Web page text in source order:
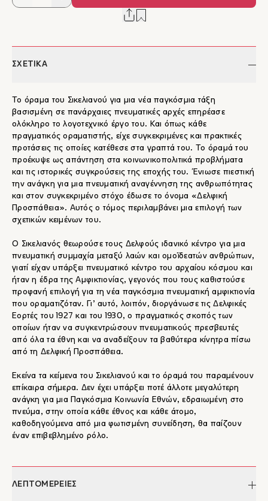
ΣΧΕΤΙΚΑ
Το όραμα του Σικελιανού για μια νέα παγκόσμια τάξη
βασισμένη σε πανάρχαιες πνευματικές αρχές επηρέασε
ολόκληρο το λογοτεχνικό έργο του. Και όπως κάθε
πραγματικός οραματιστής, είχε συγκεκριμένες και πρακτικές
προτάσεις τις οποίες κατέθεσε στα γραπτά του. Το όραμά του
προέκυψε ως απάντηση στα κοινωνικοπολιτικά προβλήματα
και τις ιστορικές συγκρούσεις της εποχής του. Ένιωσε πιεστική
την ανάγκη για μια πνευματική αναγέννηση της ανθρωπότητας
και στον συγκεκριμένο στόχο έδωσε το όνομα «Δελφική
Προσπάθεια». Αυτός ο τόμος περιλαμβάνει μια επιλογή των
σχετικών κειμένων του.
Ο Σικελιανός θεωρούσε τους Δελφούς ιδανικό κέντρο για μια
πνευματική συμμαχία μεταξύ λαών και ομοϊδεατών ανθρώπων,
γιατί είχαν υπάρξει πνευματικό κέντρο του αρχαίου κόσμου και
ήταν η έδρα της Αμφικτιονίας, γεγονός που τους καθιστούσε
προφανή επιλογή για τη νέα παγκόσμια πνευματική αμφικτιονία
που οραματιζόταν. Γι’ αυτό, λοιπόν, διοργάνωσε τις Δελφικές
Εορτές του 1927 και του 1930, ο πραγματικός σκοπός των
οποίων ήταν να συγκεντρώσουν πνευματικούς πρεσβευτές
από όλα τα έθνη και να αναδείξουν τα βαθύτερα κίνητρα πίσω
από τη Δελφική Προσπάθεια.
Εκείνα τα κείμενα του Σικελιανού και το όραμά του παραμένουν
επίκαιρα σήμερα. Δεν έχει υπάρξει ποτέ άλλοτε μεγαλύτερη
ανάγκη για μια Παγκόσμια Κοινωνία Εθνών, εδραιωμένη στο
πνεύμα, στην οποία κάθε έθνος και κάθε άτομο,
καθοδηγούμενα από μια φωτισμένη συνείδηση, θα παίζουν
έναν επιβεβλημένο ρόλο.
ΛΕΠΤΟΜΕΡΕΙΕΣ